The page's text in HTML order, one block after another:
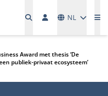
NL
Award met thesis ‘De
publiek-privaat ecosysteem’